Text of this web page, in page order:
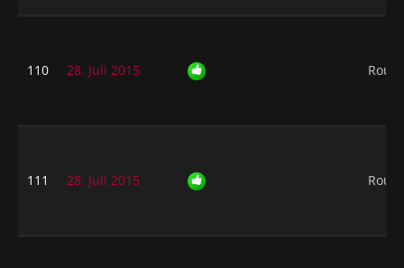
110 28. Juli 2015
111 28. Juli 2015